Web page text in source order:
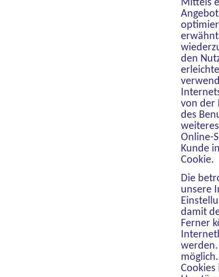
Mittels
den
von der
des
Online-
Kunde
Cookie.
Die
unsere
damit
Ferner